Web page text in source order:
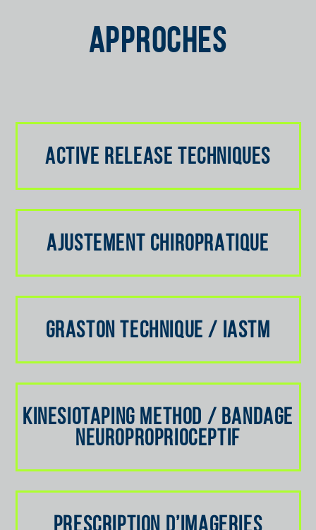
APPROCHES
ACTIVE RELEASE TECHNIQUES
AJUSTEMENT CHIROPRATIQUE
GRASTON TECHNIQUE / IASTM
KINESIOTAPING METHOD / BANDAGE
NEUROPROPRIOCEPTIF
PRESCRIPTION D’IMAGERIES